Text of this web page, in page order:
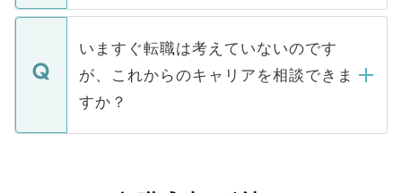
関を公にしてしまうと、応募が殺到する場
に、医療機関が求める条件に合った人材の
みを人材紹介会社に依頼するケースが増え
ています。
定を承諾する必要はありません。内定先へ
の辞退の連絡はキャリアパートナーが行い
個人情報が漏えいすることはありませんの
で、ご安心ください。当サイトからの登録
などで収集したご登録者様の個人情報は、
ご本人のキャリアアップおよび転職活動の
支援を目的に使用いたします。お預かりし
ているすべての個人データはご本人の許可
いますぐ転職は考えていないのです
が、これからのキャリアを相談できま
すか？